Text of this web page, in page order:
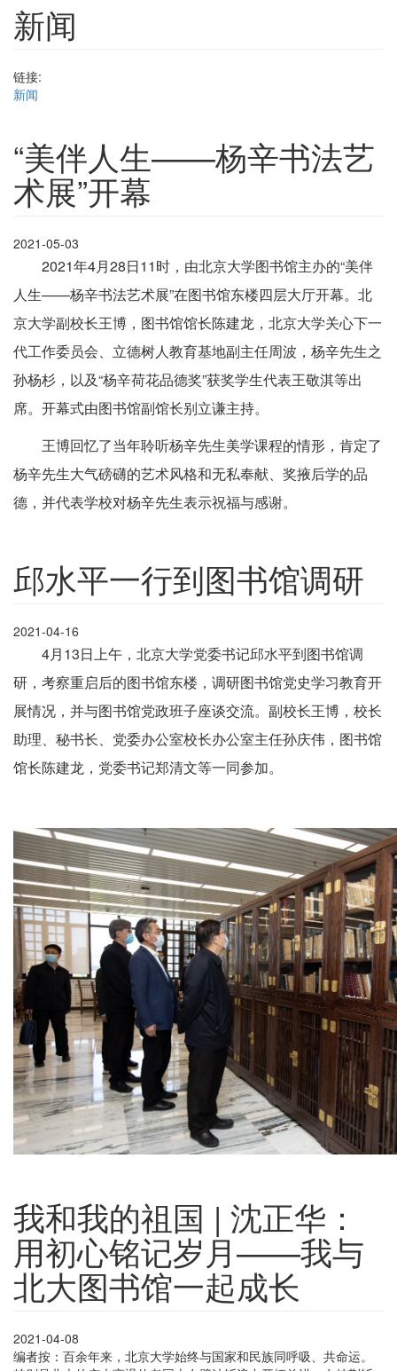
新闻
链接:
新闻
“美伴人生——杨辛书法艺
术展”开幕
2021-05-03
2021年4月28日11时，由北京大学图书馆主办的“美伴
人生——杨辛书法艺术展”在图书馆东楼四层大厅开幕。北
京大学副校长王博，图书馆馆长陈建龙，北京大学关心下一
代工作委员会、立德树人教育基地副主任周波，杨辛先生之
孙杨杉，以及“杨辛荷花品德奖”获奖学生代表王敬淇等出
席。开幕式由图书馆副馆长别立谦主持。
王博回忆了当年聆听杨辛先生美学课程的情形，肯定了
杨辛先生大气磅礴的艺术风格和无私奉献、奖掖后学的品
德，并代表学校对杨辛先生表示祝福与感谢。
邱水平一行到图书馆调研
2021-04-16
4月13日上午，北京大学党委书记邱水平到图书馆调
研，考察重启后的图书馆东楼，调研图书馆党史学习教育开
展情况，并与图书馆党政班子座谈交流。副校长王博，校长
助理、秘书长、党委办公室校长办公室主任孙庆伟，图书馆
馆长陈建龙，党委书记郑清文等一同参加。
我和我的祖国 | 沈正华：
用初心铭记岁月——我与
北大图书馆一起成长
2021-04-08
编者按：百余年来，北京大学始终与国家和民族同呼吸、共命运。